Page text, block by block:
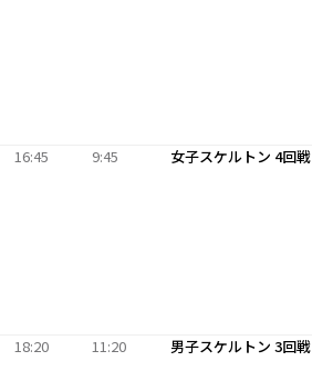
16:45 9:45 女子スケルトン 4回戦
18:20 11:20 男子スケルトン 3回戦